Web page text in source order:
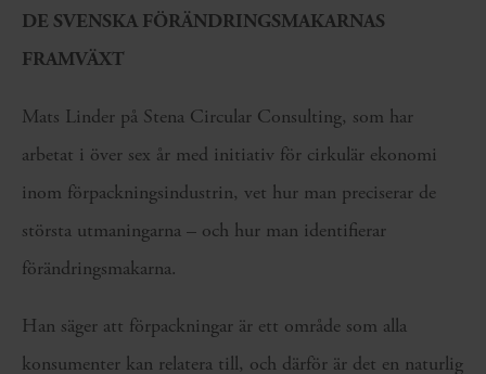
DE SVENSKA FÖRÄNDRINGSMAKARNAS
FRAMVÄXT
Mats Linder på Stena Circular Consulting, som har
arbetat i över sex år med initiativ för cirkulär ekonomi
inom förpackningsindustrin, vet hur man preciserar de
största utmaningarna – och hur man identifierar
förändringsmakarna.
Han säger att förpackningar är ett område som alla
konsumenter kan relatera till, och därför är det en naturlig